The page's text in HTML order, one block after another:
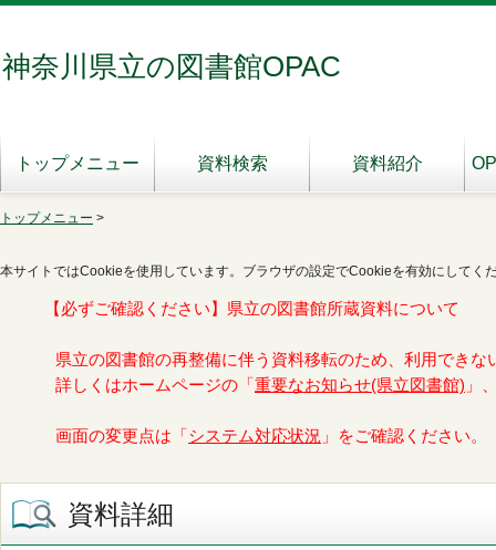
神奈川県立の図書館OPAC
トップメニュー 資料検索 資料紹介
トップメニュー >
本サイトではCookieを使用しています。ブラウザの設定でCookieを有効にしてく
【必ずご確認ください】県立の図書館所蔵資料について
県立の図書館の再整備に伴う資料移転のため、利用できな
詳しくはホームページの「 重要なお知らせ(県立図書館) 」
画面の変更点は「 システム対応状況 」をご確認ください。
資料詳細